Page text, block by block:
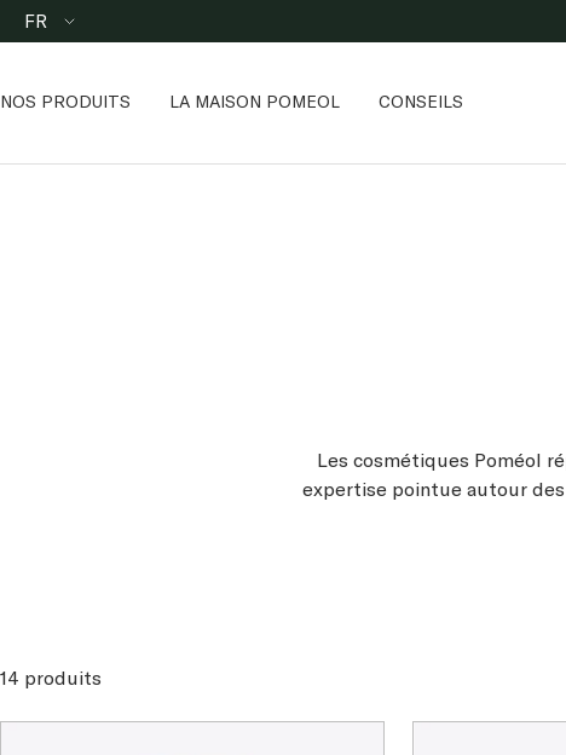
Passer
au
Langue
FR
NOS PRODUITS LA MAISON POMEOL CONSEILS
Les cosmétiques Poméol
expertise pointue autour
14 produits